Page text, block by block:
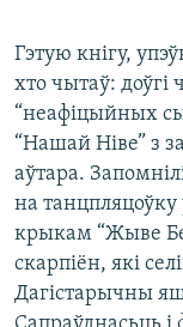
Гэтую кнігу,
хто чытаў:
“неафіцыйных
“Нашай Ніве” з
аўтара.
на
крыкам “Жыве
скарпіён, які
Дагістарычны